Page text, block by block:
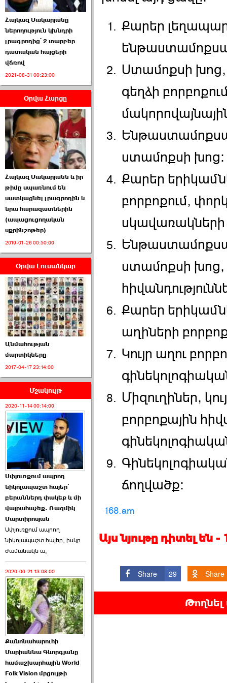
ՏԵՍԱՆՅՈՒԹ․ Ի՞նչ
իրավիճակ է այս ›››
2026-07-04 10:40:00
Սահմանադրական
դատարանը մերժեց ›››
2026-07-02 00:39:00
ՈՒՂԻՂ․ ԱԺ-ն
Կառավարության ›››
2026-07-01 00:52:00
ՍԴ-ն հուլիսի 1-ին
կհեռանա ›››
2026-07-01 00:08:00
Աննա Վարդապետյանն
ուղերձ է հղել ›››
2026-06-25 23:21:00
Պաշտոնակռիվը սկսված
է. «Հրապարակ» ›››
2026-06-25 17:13:00
ԱԺ նախագահի
Հայկազ Մակարյանը
ներողություն կխնդրի
լրագրողից՝ 2 տարբեր
դատական հայցերի
վճռով
2021-08-31 00:23:00
Օրվա Հարցը
Հայկազ Մակարյանն և իր
թիմը սպառնում են
սատկացնել լրագրողին և
նրա հարազատներին
(ապացուցողական
սքրինշոթեր)
2019-01-26 00:50:00
Օրվա Լուսանկար
Անմահության
մարտիկները
2017-04-17 23:14:00
Մշակույթ
2020-11-14 00:14:00
Սփյուռքում ապրող
նիկոլապաշտ հայեր՝
բերաններդ փակեք և մի
վայրահաչեք. Ռազմիկ
Մարտիրոսյան
Սփյուռքում ապրող
նիկոլապաշտ հայեր, իսկը
ժամանակն ա,
2020-06-21 13:08:00
Քանոնահարուհի
Մարիաննա Գևորգյանը
համաշխարհային World
Folk Vision մրցույթի
Քարեր
Ստամոքսի
գեղձի
ստամոքսի խոց։
Քարեր
բորբոքում,
սկավառակների
ստամոքսի խոց,
Քարեր
աղիների
Կույր աղու
Միզուղիներ,
բորբոքային
ճողվածք։
168.am
Այս նյութը դիտել են
Share 29 Share
Թողնել